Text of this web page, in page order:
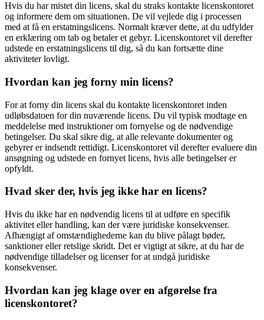
Hvis du har mistet din licens, skal du straks kontakte licenskontoret
og informere dem om situationen. De vil vejlede dig i processen
med at få en erstatningslicens. Normalt kræver dette, at du udfylder
en erklæring om tab og betaler et gebyr. Licenskontoret vil derefter
udstede en erstatningslicens til dig, så du kan fortsætte dine
aktiviteter lovligt.
Hvordan kan jeg forny min licens?
For at forny din licens skal du kontakte licenskontoret inden
udløbsdatoen for din nuværende licens. Du vil typisk modtage en
meddelelse med instruktioner om fornyelse og de nødvendige
betingelser. Du skal sikre dig, at alle relevante dokumenter og
gebyrer er indsendt rettidigt. Licenskontoret vil derefter evaluere din
ansøgning og udstede en fornyet licens, hvis alle betingelser er
opfyldt.
Hvad sker der, hvis jeg ikke har en licens?
Hvis du ikke har en nødvendig licens til at udføre en specifik
aktivitet eller handling, kan der være juridiske konsekvenser.
Afhængigt af omstændighederne kan du blive pålagt bøder,
sanktioner eller retslige skridt. Det er vigtigt at sikre, at du har de
nødvendige tilladelser og licenser for at undgå juridiske
konsekvenser.
Hvordan kan jeg klage over en afgørelse fra
licenskontoret?